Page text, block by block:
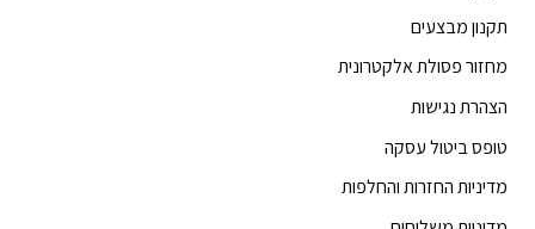
תקנון מבצעים
מחזור פסולת אלקטרונית
הצהרת נגישות
טופס ביטול עסקה
מדיניות החזרות והחלפות